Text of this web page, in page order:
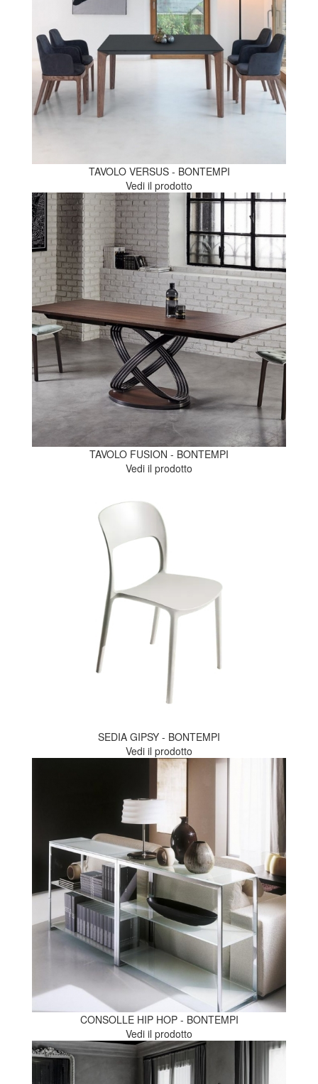
TAVOLO VERSUS - BONTEMPI
Vedi il prodotto
TAVOLO FUSION - BONTEMPI
Vedi il prodotto
SEDIA GIPSY - BONTEMPI
Vedi il prodotto
CONSOLLE HIP HOP - BONTEMPI
Vedi il prodotto